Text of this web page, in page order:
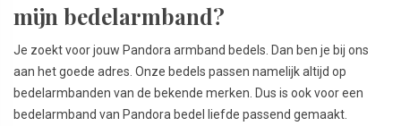
mijn bedelarmband?
Je zoekt voor jouw Pandora armband bedels. Dan ben je bij ons
aan het goede adres. Onze bedels passen namelijk altijd op
bedelarmbanden van de bekende merken. Dus is ook voor een
bedelarmband van Pandora bedel liefde passend gemaakt.